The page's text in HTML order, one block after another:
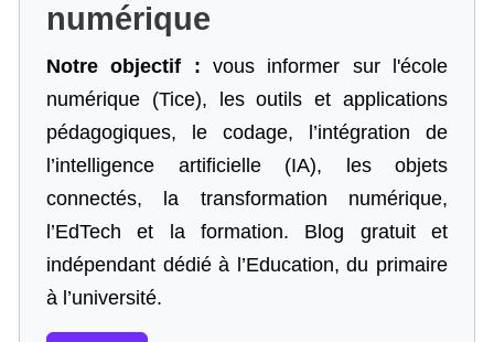
numérique
Notre objectif : vous informer sur l'école
numérique (Tice), les outils et applications
pédagogiques, le codage,
l’intégration de
l’intelligence artificielle (IA), les objets
connectés, la transformation numérique,
l’EdTech et la formation. Blog gratuit et
indépendant dédié à l’Education, du primaire
à l’université.